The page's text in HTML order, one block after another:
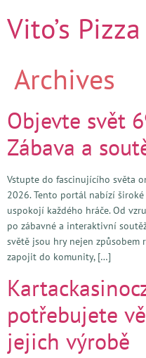
Vito’s Pizza
Archives
Objevte svět
Zábava a
Vstupte do fascinujícího světa
2026. Tento portál nabízí
uspokojí každého hráče. Od
po zábavné a interaktivní
světě jsou hry nejen způsobem
zapojit do komunity, […]
potřebujete
jejich výrobě